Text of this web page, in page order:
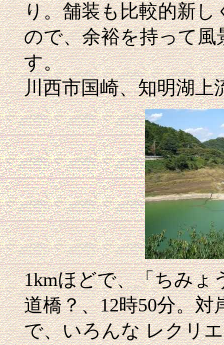
り。舗装も比較的新
ので、余裕を持って
す。
川西市国崎、知明湖上
1kmほどで、「ちみょ
道橋？、12時50分。
で、いろんな レクリ